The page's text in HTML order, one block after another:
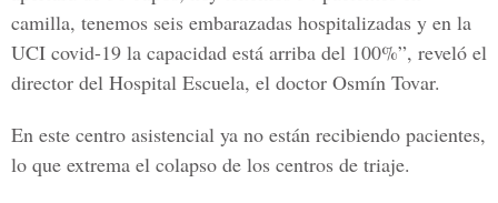
camilla, tenemos seis embarazadas hospitalizadas y en la
UCI covid-19 la capacidad está arriba del 100%”, reveló el
director del Hospital Escuela, el doctor Osmín Tovar.
En este centro asistencial ya no están recibiendo pacientes,
lo que extrema el colapso de los centros de triaje.